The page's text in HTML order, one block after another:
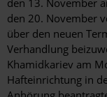
den 13. November
den 20. November
über den neuen
Verhandlung
Khamidkariev am
Hafteinrichtung in